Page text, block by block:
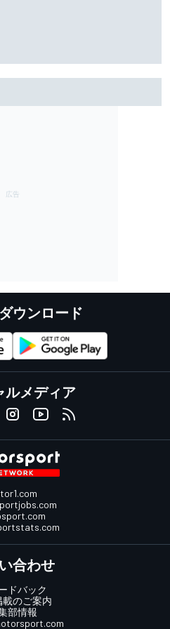
ース探訪記
ウンロード
ルメディア
合わせ
ドバック
載のご案内
部情報